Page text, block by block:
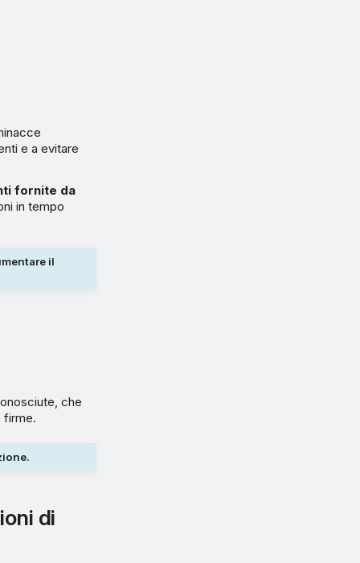
e a evitare
fornite da
in tempo
il
che
firme.
di